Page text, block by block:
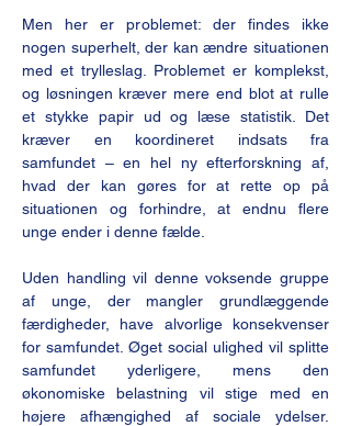
Men her er problemet: der findes ikke
nogen superhelt, der kan ændre situationen
med et trylleslag. Problemet er komplekst,
og løsningen kræver mere end blot at rulle
et stykke papir ud og læse statistik. Det
kræver en koordineret indsats fra
samfundet – en hel ny efterforskning af,
hvad der kan gøres for at rette op på
situationen og forhindre, at endnu flere
unge ender i denne fælde.
Uden handling vil denne voksende gruppe
af unge, der mangler grundlæggende
færdigheder, have alvorlige konsekvenser
for samfundet. Øget social ulighed vil splitte
samfundet yderligere, mens den
økonomiske belastning vil stige med en
højere afhængighed af sociale ydelser.